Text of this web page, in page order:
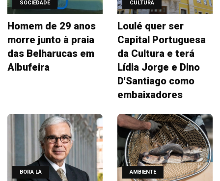
SOCIEDADE
Homem de 29 anos
morre junto à praia
das Belharucas em
Albufeira
CULTURA
Loulé quer ser
Capital Portuguesa
da Cultura e terá
Lídia Jorge e Dino
D'Santiago como
embaixadores
BORA LÁ AMBIENTE